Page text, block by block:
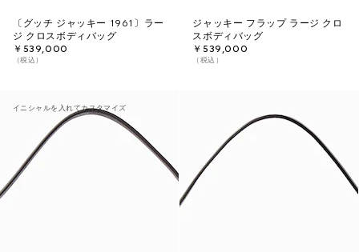
〔グッチ ジャッキー 1961〕ラー
ジ クロスボディバッグ
￥539,000
（税込）
ジャッキー フラップ ラージ クロ
スボディバッグ
￥539,000
（税込）
イニシャルを入れてカスタマイズ